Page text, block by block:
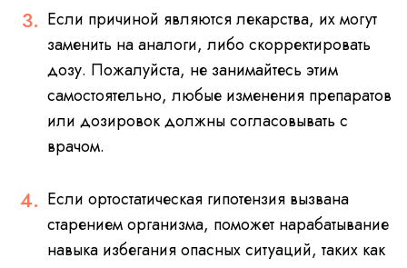
Если причиной являются лекарства, их могут
заменить на аналоги, либо скорректировать
дозу. Пожалуйста, не занимайтесь этим
самостоятельно, любые изменения препаратов
или дозировок должны согласовывать с
врачом.
Если ортостатическая гипотензия вызвана
старением организма, поможет нарабатывание
навыка избегания опасных ситуаций, таких как